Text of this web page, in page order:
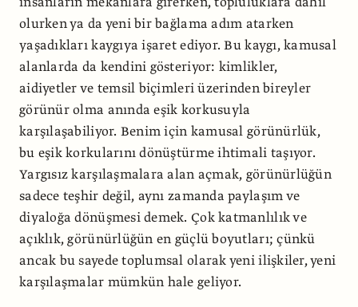
olurken ya da yeni bir bağlama adım atarken
yaşadıkları kaygıya işaret ediyor. Bu kaygı, kamusal
alanlarda da kendini gösteriyor: kimlikler,
aidiyetler ve temsil biçimleri üzerinden bireyler
görünür olma anında eşik korkusuyla
karşılaşabiliyor. Benim için kamusal görünürlük,
bu eşik korkularını dönüştürme ihtimali taşıyor.
Yargısız karşılaşmalara alan açmak, görünürlüğün
sadece teşhir değil, aynı zamanda paylaşım ve
diyaloğa dönüşmesi demek. Çok katmanlılık ve
açıklık, görünürlüğün en güçlü boyutları; çünkü
ancak bu sayede toplumsal olarak yeni ilişkiler, yeni
karşılaşmalar mümkün hale geliyor.